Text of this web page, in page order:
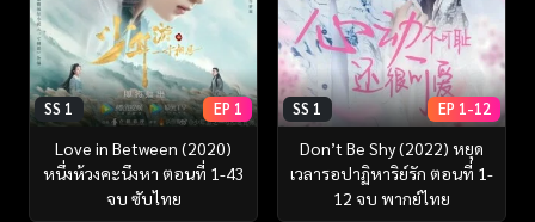
SS 1 EP 1
Love in Between (2020)
หนึ่งห้วงคะนึงหา ตอนที่ 1-43
จบ ซับไทย
SS 1 EP 1-12
Don’t Be Shy (2022) หยุด
เวลารอปาฏิหาริย์รัก ตอนที่ 1-
12 จบ พากย์ไทย